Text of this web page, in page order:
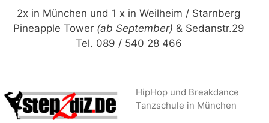
Zum
Inhalt
2x in München und 1 x in Weilheim / Starnberg
Pineapple Tower (ab September) & Sedanstr.29
Tel. 089 / 540 28 466
HipHop und Breakdance
Tanzschule in München